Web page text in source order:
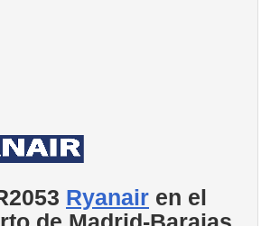
Ryanair en el